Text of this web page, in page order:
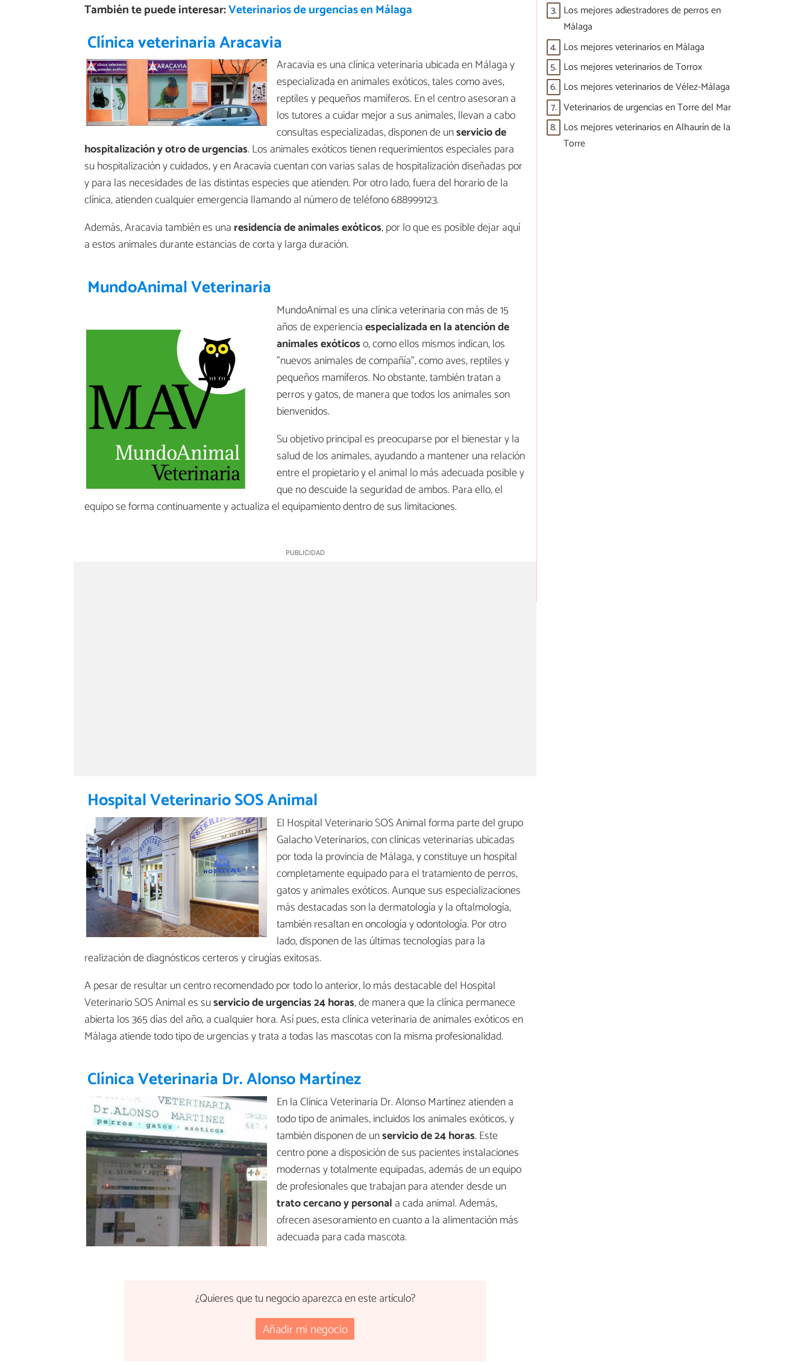
También te puede interesar:Veterinarios de urgencias en Málaga
Clínica veterinaria Aracavia
Aracavia es una clínica veterinaria ubicada en Málaga y
especializada en animales exóticos, tales como aves,
reptiles y pequeños mamíferos. En el centro asesoran a
los tutores a cuidar mejor a sus animales, llevan a cabo
consultas especializadas, disponen de unservicio de
hospitalización y otro de urgencias. Los animales exóticos tienen requerimientos especiales para
su hospitalización y cuidados, y en Aracavia cuentan con varias salas de hospitalización diseñadas por
y para las necesidades de las distintas especies que atienden. Por otro lado, fuera del horario de la
clínica, atienden cualquier emergencia llamando al número de teléfono 688999123.
Además, Aracavia también es una residencia de animales exóticos, por lo que es posible dejar aquí
a estos animales durante estancias de corta y larga duración.
MundoAnimal Veterinaria
MundoAnimal es una clínica veterinaria con más de 15
años de experienciaespecializada en la atención de
animales exóticoso, como ellos mismos indican, los
"nuevos animales de compañía", como aves, reptiles y
pequeños mamíferos. No obstante, también tratan a
perros y gatos, de manera que todos los animales son
bienvenidos.
Su objetivo principal es preocuparse por el bienestar y la
salud de los animales, ayudando a mantener una relación
entre el propietario y el animal lo más adecuada posible y
que no descuide la seguridad de ambos. Para ello, el
equipo se forma continuamente y actualiza el equipamiento dentro de sus limitaciones.
Hospital Veterinario SOS Animal
El Hospital Veterinario SOS Animal forma parte del grupo
Galacho Veterinarios, con clínicas veterinarias ubicadas
por toda la provincia de Málaga, y constituye un hospital
completamente equipado para el tratamiento de perros,
gatos y animales exóticos. Aunque sus especializaciones
más destacadas son la dermatología y la oftalmología,
también resaltan en oncología y odontología. Por otro
lado, disponen de las últimas tecnologías para la
realización de diagnósticos certeros y cirugías exitosas.
A pesar de resultar un centro recomendado por todo lo anterior, lo más destacable del Hospital
Veterinario SOS Animal es suservicio de urgencias 24 horas, de manera que la clínica permanece
abierta los 365 días del año, a cualquier hora. Así pues, esta clínica veterinaria de animales exóticos en
Málaga atiende todo tipo de urgencias y trata a todas las mascotas con la misma profesionalidad.
Clínica Veterinaria Dr. Alonso Martínez
En la Clínica Veterinaria Dr. Alonso Martínez atienden a
todo tipo de animales, incluidos los animales exóticos, y
también disponen de unservicio de 24 horas. Este
centro pone a disposición de sus pacientes instalaciones
modernas y totalmente equipadas, además de un equipo
de profesionales que trabajan para atender desde un
trato cercano y personal a cada animal. Además,
ofrecen asesoramiento en cuanto a la alimentación más
adecuada para cada mascota.
¿Quieres que tu negocio aparezca en este artículo?
Añadir mi negocio
3. Los mejores adiestradores de perros en
Málaga
4. Los mejores veterinarios en Málaga
5. Los mejores veterinarios de Torrox
6. Los mejores veterinarios de Vélez-Málaga
7. Veterinarios de urgencias en Torre del Mar
8. Los mejores veterinarios en Alhaurín de la
Torre